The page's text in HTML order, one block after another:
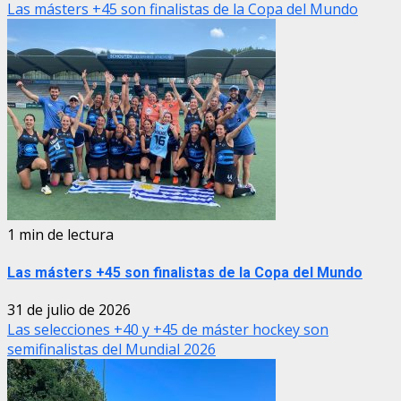
Las másters +45 son finalistas de la Copa del Mundo
1 min de lectura
Las másters +45 son finalistas de la Copa del Mundo
31 de julio de 2026
Las selecciones +40 y +45 de máster hockey son
semifinalistas del Mundial 2026